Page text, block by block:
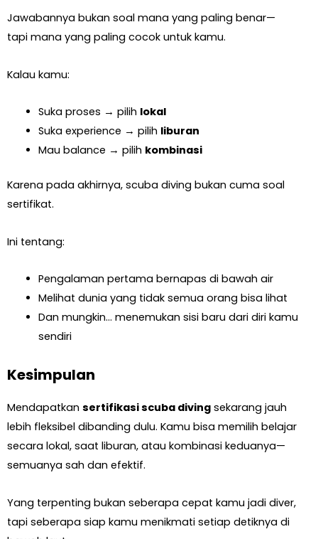
Jawabannya bukan soal mana yang paling benar—
tapi mana yang paling cocok untuk kamu.
Kalau kamu:
Suka proses → pilih lokal
Suka experience → pilih liburan
Mau balance → pilih kombinasi
Karena pada akhirnya, scuba diving bukan cuma soal
sertifikat.
Ini tentang:
Pengalaman pertama bernapas di bawah air
Melihat dunia yang tidak semua orang bisa lihat
Dan mungkin… menemukan sisi baru dari diri kamu
sendiri
Kesimpulan
Mendapatkan sertifikasi scuba diving sekarang jauh
lebih fleksibel dibanding dulu. Kamu bisa memilih belajar
secara lokal, saat liburan, atau kombinasi keduanya—
semuanya sah dan efektif.
Yang terpenting bukan seberapa cepat kamu jadi diver,
tapi seberapa siap kamu menikmati setiap detiknya di